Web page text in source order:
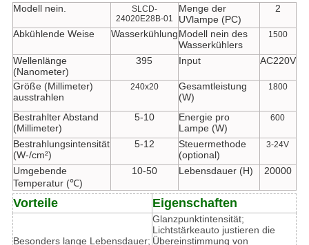
Modell nein.
SLCD-
24020E28B-01
Menge der
UVlampe (PC)
2
Abkühlende Weise WasserkühlungModell nein des
Wasserkühlers
1500
Wellenlänge
(Nanometer)
395 Input AC220V
Größe (Millimeter)
ausstrahlen
240x20
Gesamtleistung
(W)
1800
Bestrahlter Abstand
(Millimeter)
5-10
Energie pro
Lampe (W)
600
Bestrahlungsintensität
(W-/cm²)
5-12
Steuermethode
(optional)
3-24V
Umgebende
Temperatur (℃)
10-50 Lebensdauer (H) 20000
Vorteile Eigenschaften
Besonders lange Lebensdauer;
Glanzpunktintensität;
Lichtstärkeauto justieren die
Übereinstimmung von